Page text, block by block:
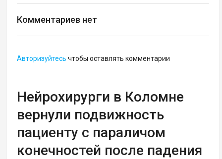
Комментариев нет
Авторизуйтесь чтобы оставлять комментарии
Нейрохирурги в Коломне
вернули подвижность
пациенту с параличом
конечностей после падения